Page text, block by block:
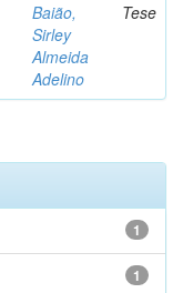
Baião,
Sirley
Almeida
Adelino
Tese
1
1